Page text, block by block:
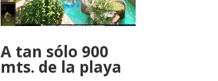
A tan sólo 900
mts. de la playa